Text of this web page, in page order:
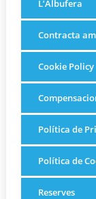
L’Albufera
Contracta
Cookie Policy
Política de
Política de
Reserves